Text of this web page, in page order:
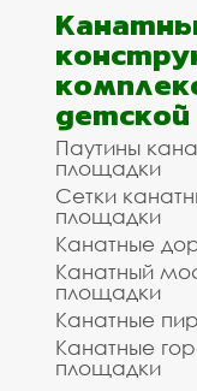
Паутины
площадки
Сетки
площадки
Канатные
Канатный
площадки
Канатные
Канатные
площадки